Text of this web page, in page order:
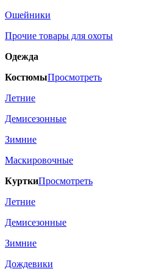
Ошейники
Прочие товары для охоты
Одежда
КостюмыПросмотреть
Летние
Демисезонные
Зимние
Маскировочные
КурткиПросмотреть
Летние
Демисезонные
Зимние
Дождевики